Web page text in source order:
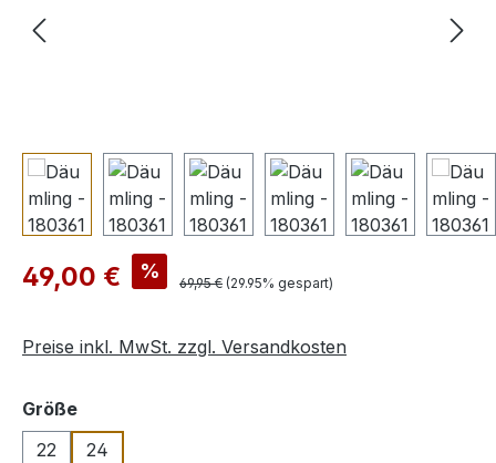
Verkaufspreis:
49,00 € % Regulärer Preis:
69,95 € (29.95% gespart)
Preise inkl. MwSt. zzgl. Versandkosten
Größeauswählen
22
24